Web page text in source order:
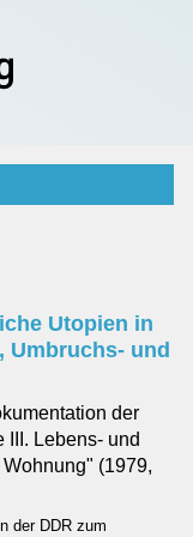
Utopien in
Umbruchs- und
der DDR zum